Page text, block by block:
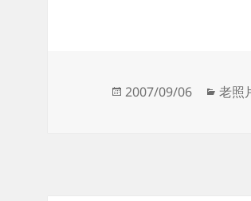
发
2007/09/06
分
老照